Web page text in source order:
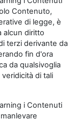
Contenuto,
di legge, è
alcun diritto
terzi derivante da
fin d'ora
da qualsivoglia
di tali
i Contenuti